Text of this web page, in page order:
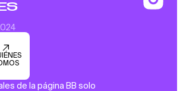
de la página BB solo